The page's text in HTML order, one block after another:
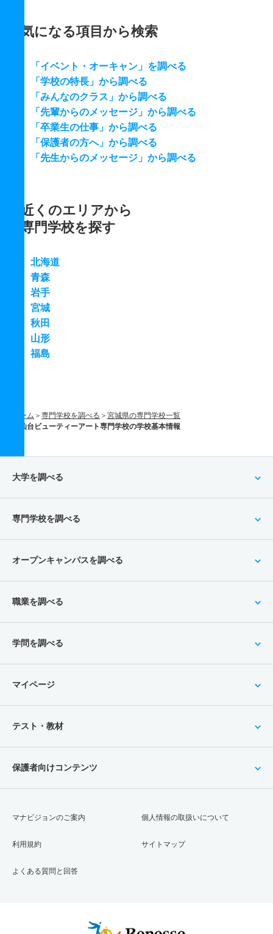
気になる項目から検索
「イベント・オーキャン」を調べる
「学校の特長」から調べる
「みんなのクラス」から調べる
「先輩からのメッセージ」から調べる
「卒業生の仕事」から調べる
「保護者の方へ」から調べる
「先生からのメッセージ」から調べる
近くのエリアから
専門学校を探す
北海道
青森
岩手
宮城
秋田
山形
福島
ホーム 専門学校を調べる
宮城県の専門学校一覧
仙台ビューティーアート専門学校の学校基本情報
大学を調べる
専門学校を調べる
オープンキャンパスを調べる
職業を調べる
学問を調べる
マイページ
テスト・教材
保護者向けコンテンツ
マナビジョンのご案内
利用規約
よくある質問と回答
個人情報の取扱いについて
サイトマップ